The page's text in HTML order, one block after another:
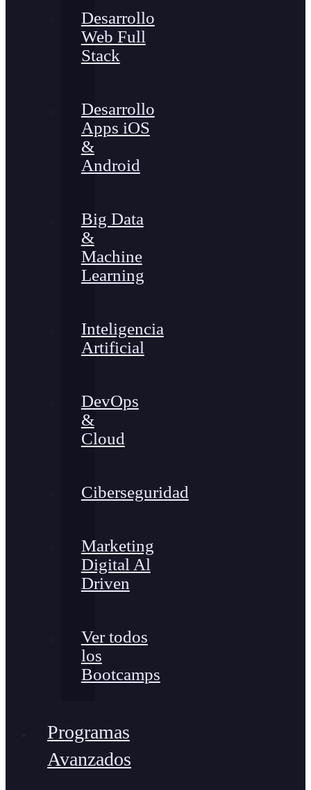
Desarrollo
Web Full
Stack
Desarrollo
Apps iOS
&
Android
Big Data
&
Machine
Learning
Inteligencia
Artificial
DevOps
&
Cloud
Ciberseguridad
Marketing
Digital Al
Driven
Ver todos
los
Bootcamps
Programas
Avanzados